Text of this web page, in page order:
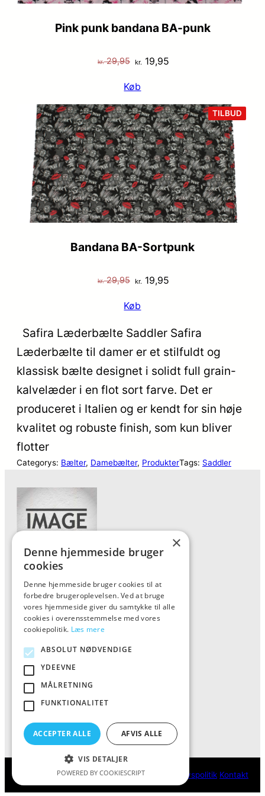
Pink punk bandana BA-punk
kr.29,95 Den
pris
var:
kr. 29,95.
kr. 19,95
er:
kr. 19,95.
Køb
TILBUD
PÅ
Bandana BA-Sortpunk
kr.29,95 Den
pris
var:
kr. 19,95
er:
Køb
Safira Læderbælte Saddler Safira
Læderbælte til damer er et stilfuldt og
klassisk bælte designet i solidt full grain-
kalvelæder i en flot sort farve. Det er
produceret i Italien og er kendt for sin høje
kvalitet og robuste finish, som kun bliver
flotter
Categorys: Bælter, Damebælter, ProdukterTags: Saddler
Forside
Vis alle produkter
Kontakt
ALFA
Tlf: 7876 8672
Mail:info@al-fa.dk
Cookie- og privatlivspolitik Kontakt
×
Denne hjemmeside bruger
cookies
Denne hjemmeside bruger cookies til at
forbedre brugeroplevelsen. Ved at bruge
vores hjemmeside giver du samtykke til alle
cookies i overensstemmelse med vores
cookiepolitik. Læs mere
ABSOLUT NØDVENDIGE
YDEEVNE
MÅLRETNING
FUNKTIONALITET
ACCEPTER ALLE AFVIS ALLE
VIS DETALJER
POWERED BY COOKIESCRIPT